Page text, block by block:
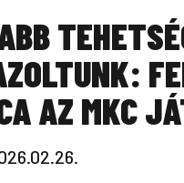
AZ MKC